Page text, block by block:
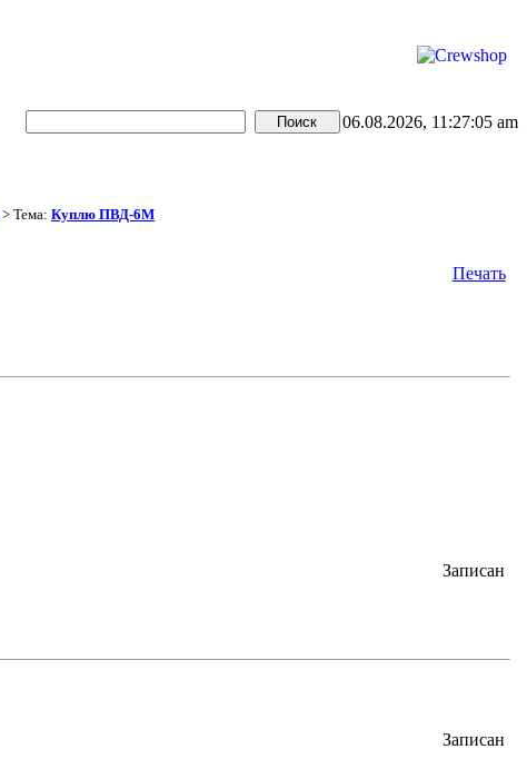
06.08.2026, 11:27:05 am
> Тема: Куплю ПВД-6М
Печать
Записан
Записан